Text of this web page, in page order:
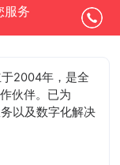
服务
2004年，是全
伙伴。已为
以及数字化解决